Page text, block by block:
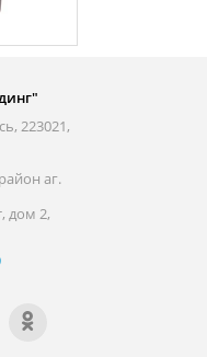
223021,
аг.
дом 2,